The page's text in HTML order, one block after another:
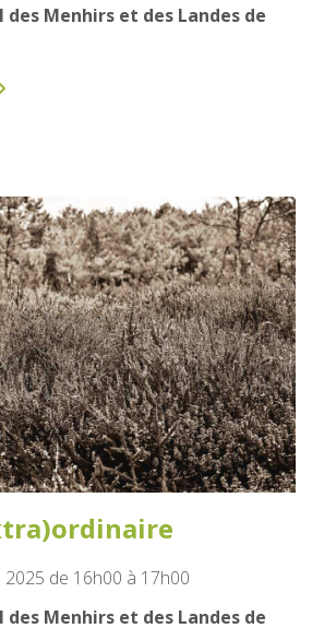
des Menhirs et des Landes de
2025 de 16h00 à 17h00
des Menhirs et des Landes de